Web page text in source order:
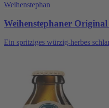
Weihenstephan
Weihenstephaner
Ein spritziges würzig-herbes